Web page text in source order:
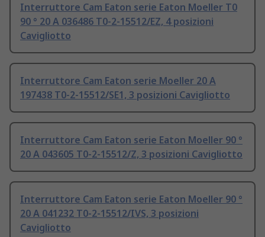
Interruttore Cam Eaton serie Eaton Moeller T0
90 ° 20 A 036486 T0-2-15512/EZ, 4 posizioni
Cavigliotto
Interruttore Cam Eaton serie Moeller 20 A
197438 T0-2-15512/SE1, 3 posizioni Cavigliotto
Interruttore Cam Eaton serie Eaton Moeller 90 °
20 A 043605 T0-2-15512/Z, 3 posizioni Cavigliotto
Interruttore Cam Eaton serie Eaton Moeller 90 °
20 A 041232 T0-2-15512/IVS, 3 posizioni
Cavigliotto